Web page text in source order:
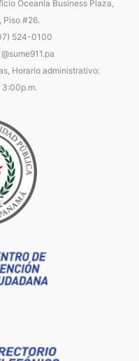
Oceanía Business Plaza,
Piso #26.
524-0100
Horario administrativo:
3:00p.m.